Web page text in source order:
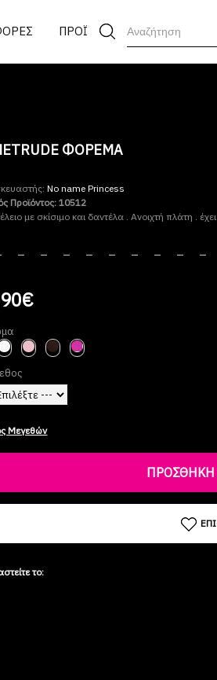
ΠΡΟΪΟΝΤΑ
ΦΟΡΕΜΑ
No name Princess
Προϊόντος:10512
με σκίσιμο και δαντέλα . Ανοιχτή πλάτη .
Μεγεθών
ΠΡΟΣΘΉΚΗ
το: